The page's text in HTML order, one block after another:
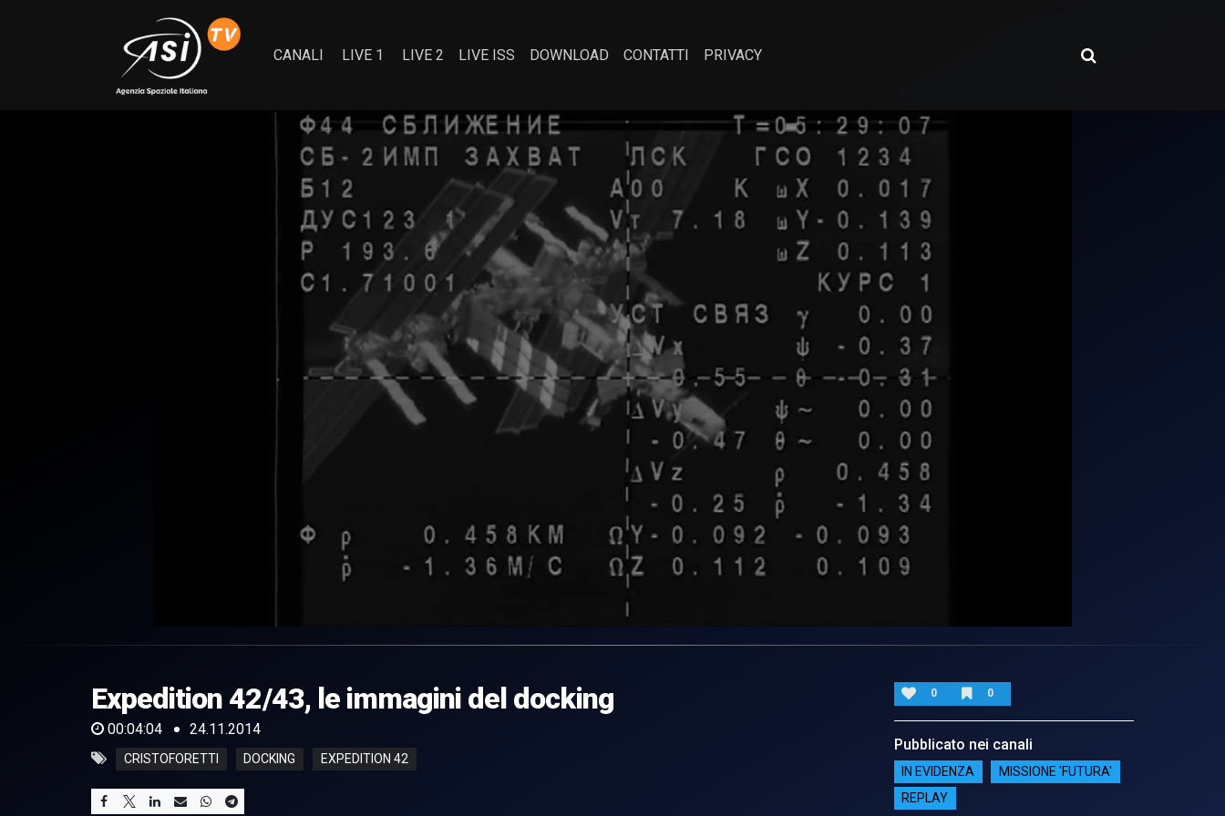
CANALI LIVE 1 LIVE 2 LIVE ISS DOWNLOAD CONTATTI PRIVACY
of
4
secondsVolume
0%
Expedition 42/43, le immagini del docking
00:04:04 24.11.2014
CRISTOFORETTI DOCKING EXPEDITION 42
0 0
Pubblicato nei canali
IN EVIDENZA
MISSIONE 'FUTURA'
REPLAY